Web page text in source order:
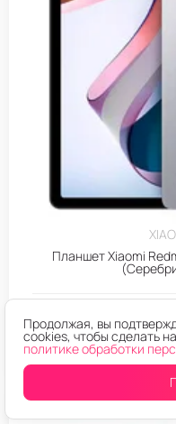
Планшет Xiaomi
Продолжая, вы
cookies, чтобы сделать
политике обработки